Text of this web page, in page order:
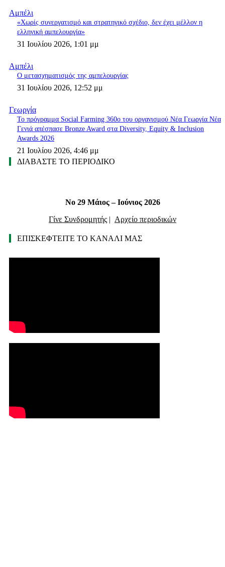
Αμπέλι
«Χωρίς συνεργατισμό και στρατηγικό σχέδιο, δεν έχει μέλλον η
ελληνική αμπελουργία»
31 Ιουλίου 2026, 1:01 μμ
Αμπέλι
Ο μετασχηματισμός της αμπελουργίας
31 Ιουλίου 2026, 12:52 μμ
Γεωργία
Το πρόγραμμα Social Farming 360ο του οργανισμού Νέα Γεωργία Νέα
Γενιά απέσπασε Bronze Award στα Diversity, Equity & Inclusion
Awards 2026
21 Ιουλίου 2026, 4:46 μμ
ΔΙΑΒΑΣΤΕ ΤΟ ΠΕΡΙΟΔΙΚΟ
Νο 29 Μάιος – Ιούνιος 2026
Γίνε Συνδρομητής | Αρχείο περιοδικών
ΕΠΙΣΚΕΦΤΕΙΤΕ ΤΟ ΚΑΝΑΛΙ ΜΑΣ